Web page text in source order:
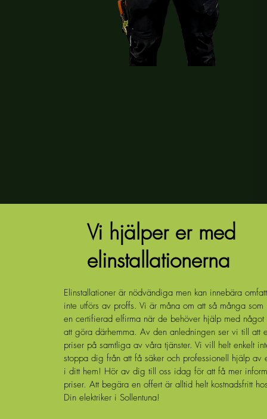
Vi hjälper er med
elinstallationerna
Elinstallationer är nödvändiga men kan innebära
inte utförs av proffs. Vi är måna om att så många
en certifierad elfirma när de behöver hjälp med något
att göra därhemma. Av den anledningen ser vi till att
priser på samtliga av våra tjänster. Vi vill helt enkelt
stoppa dig från att få säker och professionell hjälp av
i ditt hem! Hör av dig till oss idag för att få mer
priser. Att begära en offert är alltid helt kostnadsfritt
Din elektriker i Sollentuna!